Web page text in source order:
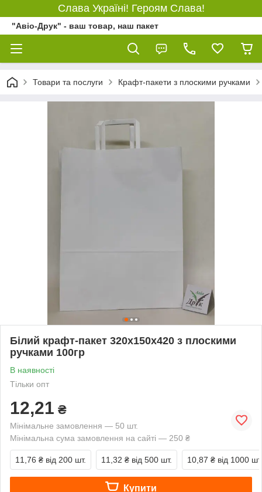
Слава Україні! Героям Слава!
"Авіо-Друк" - ваш товар, наш пакет
Товари та послуги Крафт-пакети з плоскими ручками
Білий крафт-пакет 320х150х420 з плоскими
ручками 100гр
В наявності
Тільки опт
12,21 ₴
Мінімальне замовлення — 50 шт.
Мінімальна сума замовлення на сайті — 250 ₴
11,76 ₴ від 200 шт. 11,32 ₴ від 500 шт. 10,87 ₴ від 1000 шт.
Купити